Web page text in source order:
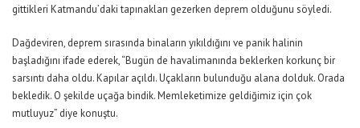
gittikleri Katmandu’daki tapınakları gezerken deprem olduğunu söyledi.
Dağdeviren, deprem sırasında binaların yıkıldığını ve panik halinin
başladığını ifade ederek, “Bugün de havalimanında beklerken korkunç bir
sarsıntı daha oldu. Kapılar açıldı. Uçakların bulunduğu alana dolduk. Orada
bekledik. O şekilde uçağa bindik. Memleketimize geldiğimiz için çok
mutluyuz” diye konuştu.